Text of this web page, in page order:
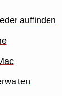
auffinden